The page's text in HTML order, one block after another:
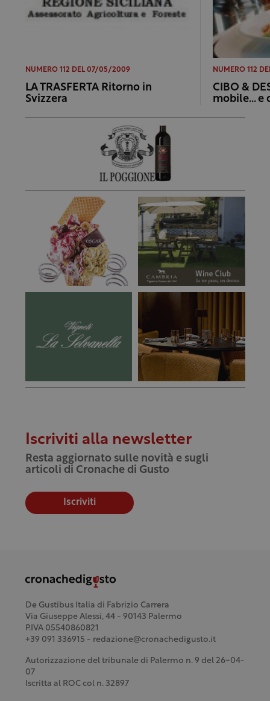
NUMERO 112 DEL 07/05/2009
LA TRASFERTA Ritorno in
Svizzera
NUMERO 112
CIBO &
mobile… e
Iscriviti alla newsletter
Resta aggiornato sulle novità e sugli
articoli di Cronache di Gusto
Iscriviti
De Gustibus Italia di Fabrizio Carrera
Via Giuseppe Alessi, 44 - 90143 Palermo
P.IVA 05540860821
+39 091 336915 - redazione@cronachedigusto.it
Autorizzazione del tribunale di Palermo n. 9 del 26-04-
07
Iscritta al ROC col n. 32897